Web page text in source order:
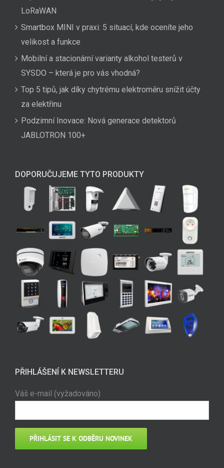
LoRaWAN
Smartbox MINI v praxi: 5 situací, kde oceníte jeho
velikost a funkce
Mobilní a stacionární varianty alkohol testerů v
SYSDO – která je pro vás vhodná?
Top 5 tipů, jak díky chytrému elektroměru snížit účty
za elektřinu
Podzimní Inovace: Nová generace detektorů
JABLOTRON 100+
DOPORUČUJEME TYTO PRODUKTY
PŘIHLÁŠENÍ K NEWSLETTERU
Váš e-mail (vyžadováno)